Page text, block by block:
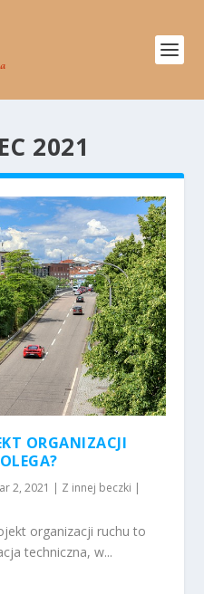
2021
ORGANIZACJI
2, 2021 | Z innej beczki |
organizacji ruchu to
techniczna, w...